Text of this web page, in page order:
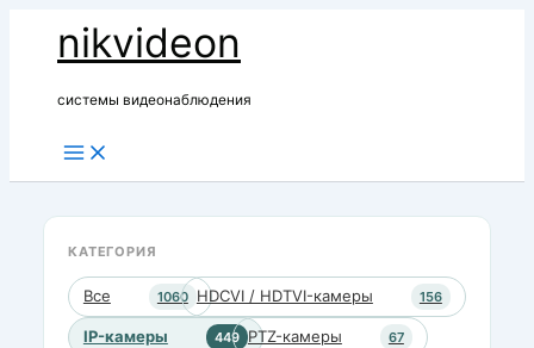
nikvideon
системы видеонаблюдения
КАТЕГОРИЯ
Все 1060 HDCVI / HDTVI-камеры 156
IP-камеры 449 PTZ-камеры 67